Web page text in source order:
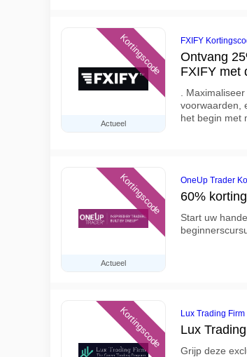
Actueel
Kortingscode FXIFY
Ontvang
FXIFY met
.
voorwaarden,
het begin met
Actueel
Kortingscode OneUp Trader
60%
Start uw
Kortingscode Lux Trading
Lux
Grijp deze